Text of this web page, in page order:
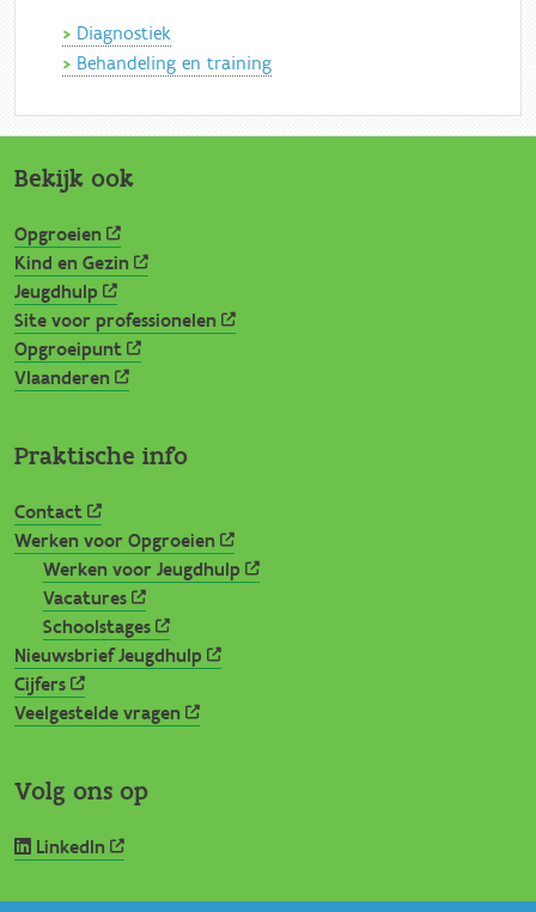
Diagnostiek
Behandeling en training
Bekijk ook
Opgroeien
Kind en Gezin
Jeugdhulp
Site voor professionelen
Opgroeipunt
Vlaanderen
Praktische info
Contact
Werken voor Opgroeien
Werken voor Jeugdhulp
Vacatures
Schoolstages
Nieuwsbrief Jeugdhulp
Cijfers
Veelgestelde vragen
Volg ons op
LinkedIn